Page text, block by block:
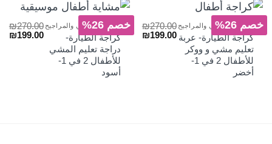
خصم 26%
دراجات المشي والمراجيح
كراجة الطيارة- عربة
تعليم مشي و ووكر
للأطفال 2 في 1-
أخضر
₪270.00
السعر ₪199.00
السعر
الحالي
خصم 26%
دراجات المشي والمراجيح
كراجة الطيارة-
دراجة تعليم المشي
للأطفال 2 في 1-
أسود
₪270.00
السعر ₪199.00